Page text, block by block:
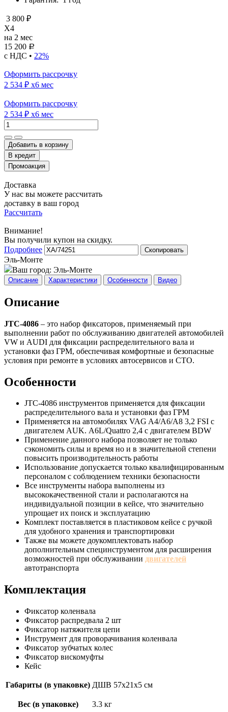
3 800 ₽
X4
на 2 мес
15 200 Р
с НДС • 22%
Оформить рассрочку
2 534 ₽ x6 мес
Оформить рассрочку
2 534 ₽ x6 мес
Добавить в корзину
Доставка
У нас вы можете рассчитать
доставку в ваш город
Рассчитать
Внимание!
Вы получили купон на скидку.
Подробнее
Скопировать
Эль-Монте
Ваш город: Эль-Монте
Описание Характеристики Особенности Видео
Описание
JTC-4086 – это набор фиксаторов, применяемый при
выполнении работ по обслуживанию двигателей автомобилей
VW и AUDI для фиксации распределительного вала и
установки фаз ГРМ, обеспечивая комфортные и безопасные
условия при ремонте в условиях автосервисов и СТО.
Особенности
JTC-4086 инструментов применяется для фиксации
распределительного вала и установки фаз ГРМ
Применяется на автомобилях VAG A4/А6/А8 3,2 FSI с
двигателем AUK. А6L/Quattro 2,4 с двигателем BDW
Применение данного набора позволяет не только
сэкономить силы и время но и в значительной степени
повысить производительность работы
Использование допускается только квалифицированным
персоналом с соблюдением техники безопасности
Все инструменты набора выполнены из
высококачественной стали и располагаются на
индивидуальной позиции в кейсе, что значительно
упрощает их поиск и эксплуатацию
Комплект поставляется в пластиковом кейсе с ручкой
для удобного хранения и транспортировки
Также вы можете доукомплектовать набор
дополнительным специнструментом для расширения
возможностей при обслуживании двигателей
автотранспорта
Комплектация
Фиксатор коленвала
Фиксатор распредвала 2 шт
Фиксатор натяжителя цепи
Инструмент для проворачивания коленвала
Фиксатор зубчатых колес
Фиксатор вискомуфты
Кейс
Габариты (в упаковке) ДШВ 57х21х5 см
Вес (в упаковке) 3.3 кг